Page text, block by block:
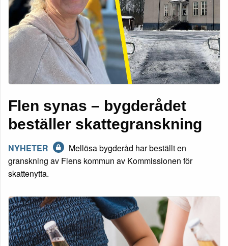
Flen synas – bygderådet
beställer skattegranskning
NYHETER
Mellösa bygderåd har beställt en
granskning av Flens kommun av Kommissionen för
skattenytta.